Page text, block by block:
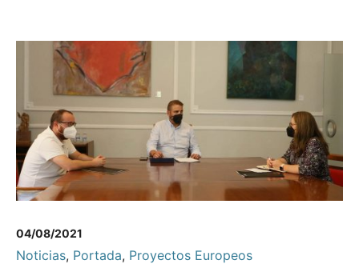
04/08/2021
Noticias, Portada, Proyectos Europeos